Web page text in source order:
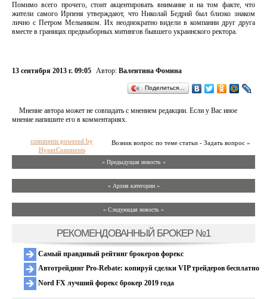
Помимо всего прочего, стоит акцентировать внимание и на том факте, что
жители самого Ирпеня утверждают, что Николай Бедрий был близко знаком
лично с Петром Мельником. Их неоднократно видели в компании друг друга
вместе в границах предвыборных митингов бывшего украинского ректора.
13 сентября 2013 г. 09:05 Автор: Валентина Фомина
Поделиться…
Мнение автора может не совпадать с мнением редакции. Если у Вас иное
мнение напишите его в комментариях.
Возник вопрос по теме статьи - Задать вопрос »
comments powered by
HyperComments
« Предыдущая новость «
» Архив категории «
» Следующая новость »
РЕКОМЕНДОВАННЫЙ БРОКЕР №1
Самый правдивый рейтинг брокеров форекс
Автотрейдинг Pro-Rebate: копируй сделки VIP трейдеров бесплатно
Nord FX лучший форекс брокер 2019 года